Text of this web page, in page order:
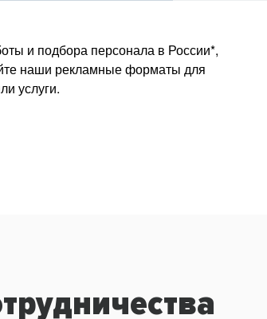
и подбора персонала в России*,
наши рекламные форматы для
услуги.